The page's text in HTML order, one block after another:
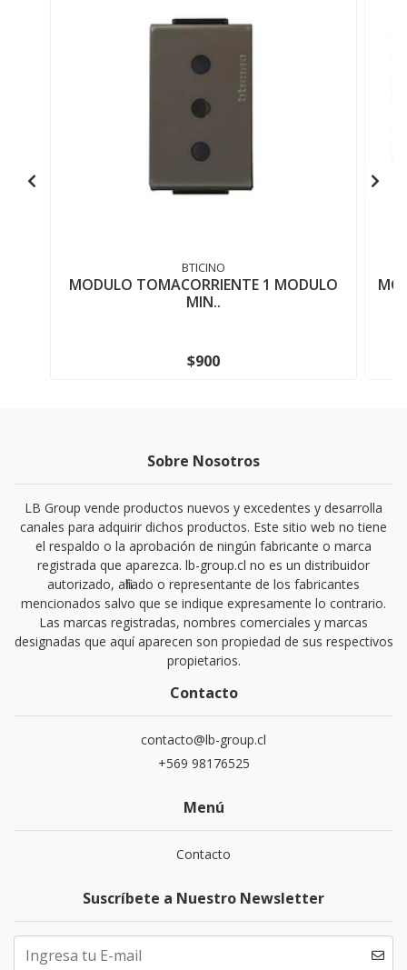
BTICINO
MODULO TOMACORRIENTE 1 MODULO
MIN..
$900
Sobre Nosotros
LB Group vende productos nuevos y excedentes y desarrolla
canales para adquirir dichos productos. Este sitio web no tiene
el respaldo o la aprobación de ningún fabricante o marca
registrada que aparezca. lb-group.cl no es un distribuidor
autorizado, afiliado o representante de los fabricantes
mencionados salvo que se indique expresamente lo contrario.
Las marcas registradas, nombres comerciales y marcas
designadas que aquí aparecen son propiedad de sus respectivos
propietarios.
Contacto
contacto@lb-group.cl
+569 98176525
Menú
Contacto
Suscríbete a Nuestro Newsletter